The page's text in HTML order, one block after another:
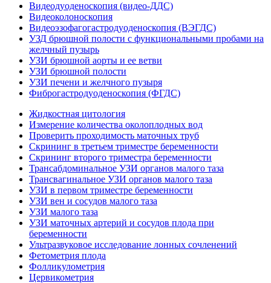
Видеодуоденоскопия (видео-ДДС)
Видеоколоноскопия
Видеоэзофагогастродуоденоскопия (ВЭГДС)
УЗД брюшной полости с функциональными пробами на
желчный пузырь
УЗИ брюшной аорты и ее ветви
УЗИ брюшной полости
УЗИ печени и желчного пузыря
Фиброгастродуоденоскопия (ФГДС)
Жидкостная цитология
Измерение количества околоплодных вод
Проверить проходимость маточных труб
Скрининг в третьем триместре беременности
Скрининг второго триместра беременности
Трансабдоминальное УЗИ органов малого таза
Трансвагинальное УЗИ органов малого таза
УЗИ в первом триместре беременности
УЗИ вен и сосудов малого таза
УЗИ малого таза
УЗИ маточных артерий и сосудов плода при
беременности
Ультразвуковое исследование лонных сочленений
Фетометрия плода
Фолликулометрия
Цервикометрия